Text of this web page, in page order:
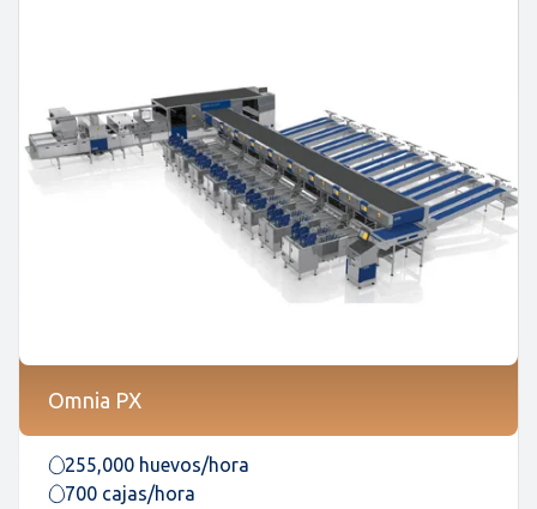
Omnia PX
255,000 huevos/hora
700 cajas/hora